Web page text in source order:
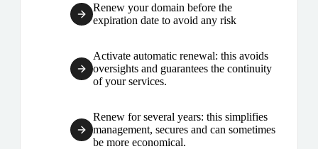
Renew your domain before the
expiration date to avoid any risk
Activate automatic renewal: this avoids
oversights and guarantees the continuity
of your services.
Renew for several years: this simplifies
management, secures and can sometimes
be more economical.